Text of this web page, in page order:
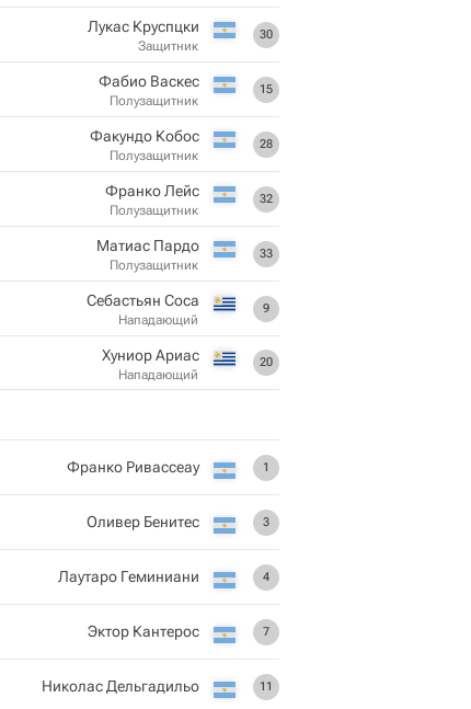
30
Лукас Круспцки
Защитник
15
Фабио Васкес
Полузащитник
28
Факундо Кобос
Полузащитник
32
Франко Лейс
Полузащитник
33
Матиас Пардо
Полузащитник
9
Себастьян Соса
Нападающий
20
Хуниор Ариас
Нападающий
1
Франко Ривассеау
3
Оливер Бенитес
4
Лаутаро Геминиани
7
Эктор Кантерос
11
Николас Дельгадильо